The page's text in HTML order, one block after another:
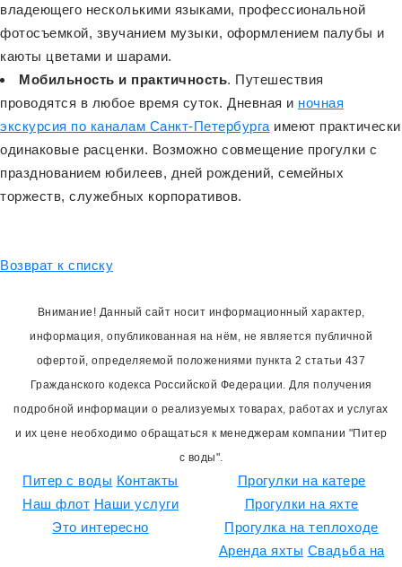
владеющего несколькими языками, профессиональной
фотосъемкой, звучанием музыки, оформлением палубы и
каюты цветами и шарами.
Мобильность и практичность. Путешествия
проводятся в любое время суток. Дневная и ночная
экскурсия по каналам Санкт-Петербурга имеют практически
одинаковые расценки. Возможно совмещение прогулки с
празднованием юбилеев, дней рождений, семейных
торжеств, служебных корпоративов.
Возврат к списку
Внимание! Данный сайт носит информационный характер,
информация, опубликованная на нём, не является публичной
офертой, определяемой положениями пункта 2 статьи 437
Гражданского кодекса Российской Федерации. Для получения
подробной информации о реализуемых товарах, работах и услугах
и их цене необходимо обращаться к менеджерам компании "Питер
с воды".
Питер с воды Контакты
Наш флот Наши услуги
Это интересно
Прогулки на катере
Прогулки на яхте
Прогулка на теплоходе
Аренда яхты Свадьба на